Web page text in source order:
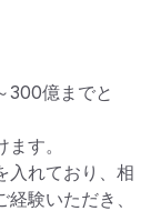
300億までと
す。
入れており、相
験いただき、